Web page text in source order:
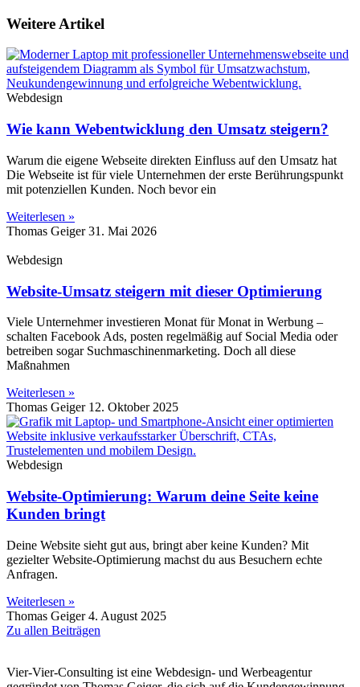
Weitere Artikel
Webdesign
Wie kann Webentwicklung den Umsatz steigern?
Warum die eigene Webseite direkten Einfluss auf den Umsatz hat
Die Webseite ist für viele Unternehmen der erste Berührungspunkt
mit potenziellen Kunden. Noch bevor ein
Weiterlesen »
Thomas Geiger31. Mai 2026
Webdesign
Website-Umsatz steigern mit dieser Optimierung
Viele Unternehmer investieren Monat für Monat in Werbung –
schalten Facebook Ads, posten regelmäßig auf Social Media oder
betreiben sogar Suchmaschinenmarketing. Doch all diese
Maßnahmen
Weiterlesen »
Thomas Geiger 12. Oktober 2025
Webdesign
Website-Optimierung: Warum deine Seite keine
Kunden bringt
Deine Website sieht gut aus, bringt aber keine Kunden? Mit
gezielter Website-Optimierung machst du aus Besuchern echte
Anfragen.
Weiterlesen »
Thomas Geiger4. August 2025
Zu allen Beiträgen
Vier-Vier-Consulting ist eine Webdesign- und Werbeagentur